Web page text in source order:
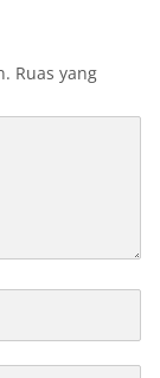
Ruas yang